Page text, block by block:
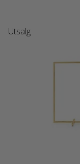
Utsalg